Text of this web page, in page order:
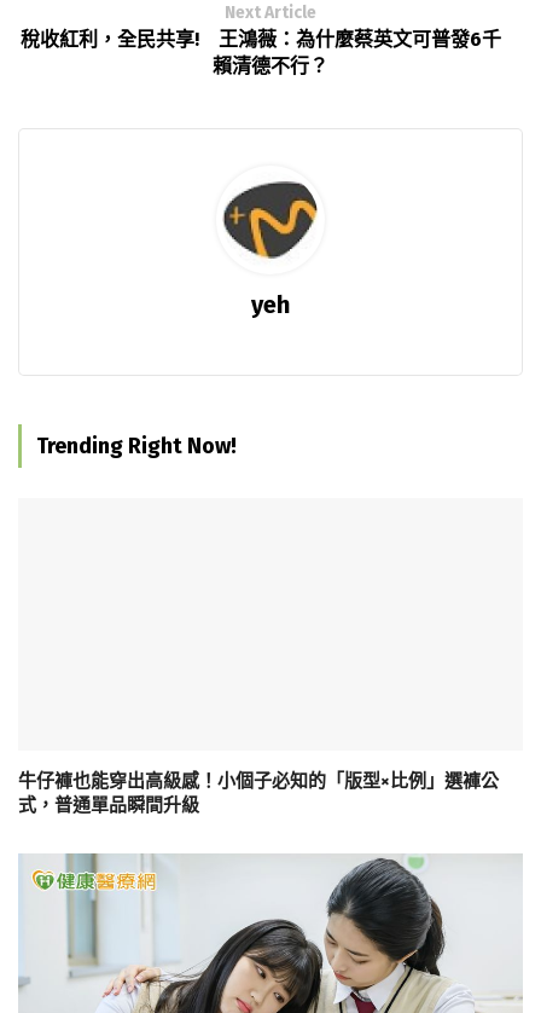
Next Article
稅收紅利，全民共享! 王鴻薇：為什麼蔡英文可普發6千
賴清德不行？
yeh
Trending Right Now!
牛仔褲也能穿出高級感！小個子必知的「版型×比例」選褲公
式，普通單品瞬間升級